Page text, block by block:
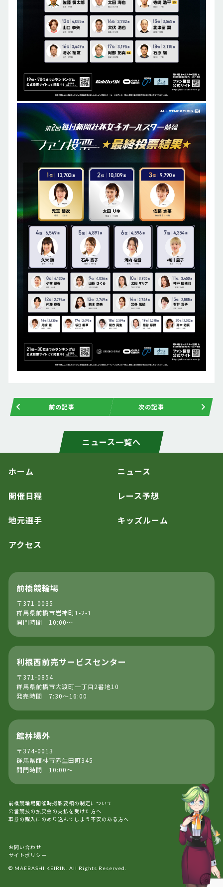
前の記事 次の記事
ニュース一覧へ
ホーム ニュース
開催日程 レース予想
地元選手 キッズルーム
アクセス
前橋競輪場
〒371-0035
群馬県前橋市岩神町1-2-1
開門時間 10:00～
利根西前売サービスセンター
〒371-0854
群馬県前橋市大渡町一丁目2番地10
発売時間 7:30～16:00
館林場外
〒374-0013
群馬県館林市赤生田町345
開門時間 10:00～
前橋競輪場開催時撮影要領の制定について
公営競技の払戻金の支払を受けた方へ
車券の購入にのめり込んでしまう不安のある方へ
お問い合わせ
サイトポリシー
© MAEBASHI KEIRIN. All Rights Reserved.